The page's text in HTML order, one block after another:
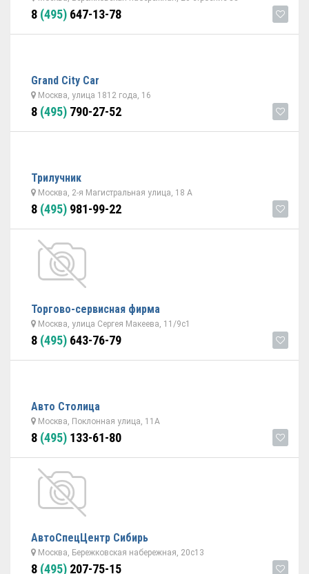
8 (495) 647-13-78
Grand City Car
Москва, улица 1812 года, 16
8 (495) 790-27-52
Трилучник
Москва, 2-я Магистральная улица, 18 А
8 (495) 981-99-22
Торгово-сервисная фирма
Москва, улица Сергея Макеева, 11/9с1
8 (495) 643-76-79
Авто Столица
Москва, Поклонная улица, 11А
8 (495) 133-61-80
АвтоСпецЦентр Сибирь
Москва, Бережковская набережная, 20с13
8 (495) 207-75-15